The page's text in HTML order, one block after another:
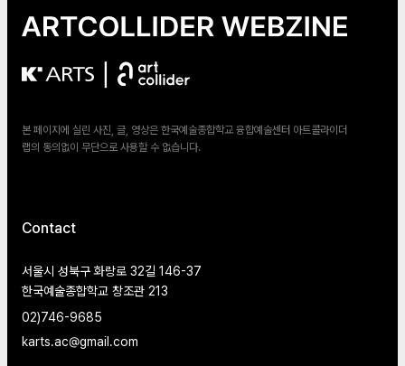
본 페이지에 실린 사진, 글, 영상은 한국예술종합학교 융합예술센터 아트콜라이더
랩의 동의없이 무단으로 사용할 수 없습니다.
Contact
서울시 성북구 화랑로 32길 146-37
한국예술종합학교 창조관 213
02)746-9685
karts.ac@gmail.com